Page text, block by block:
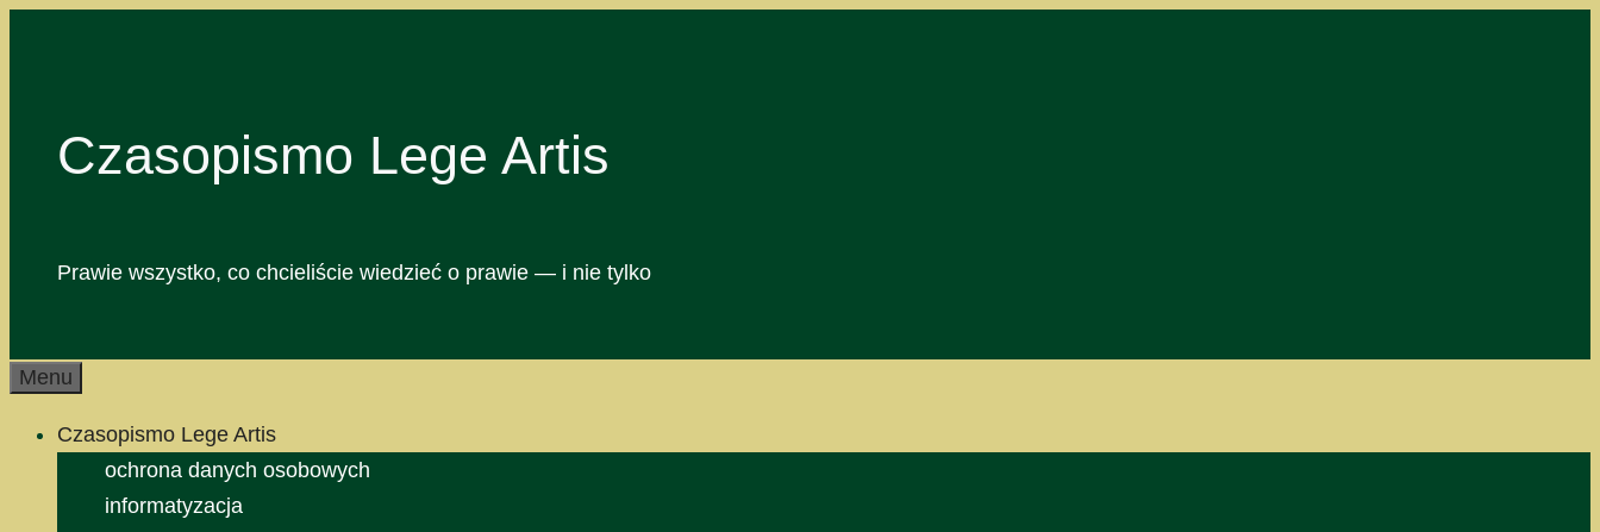
Czasopismo Lege Artis
Prawie wszystko, co chcieliście wiedzieć o prawie — i nie tylko
Menu
Czasopismo Lege Artis
ochrona danych osobowych
informatyzacja